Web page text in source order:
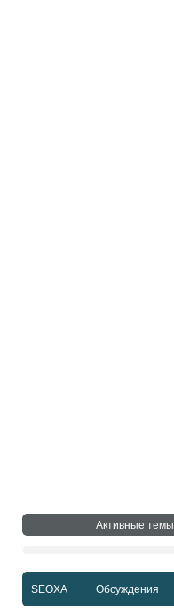
Активные темы
SEOXA Обсуждения